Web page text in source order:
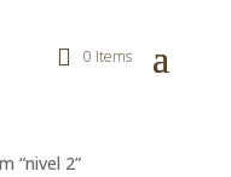
0 Items
“nivel 2”